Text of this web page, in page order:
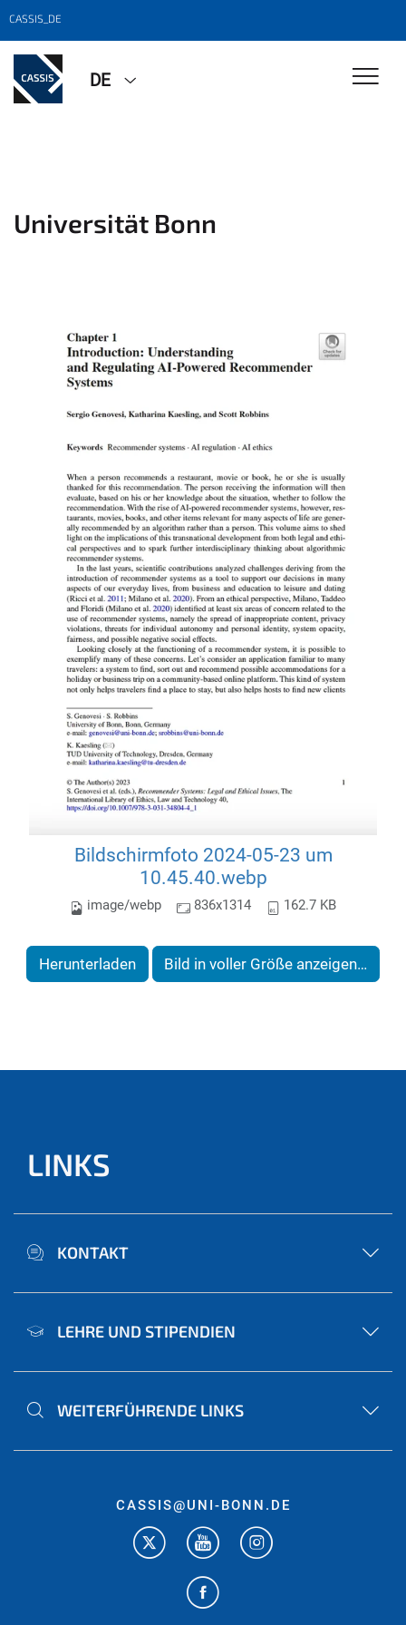
CASSIS_DE
DE
Universität Bonn
Bildschirmfoto 2024-05-23 um
10.45.40.webp
image/webp 836x1314 162.7 KB
Herunterladen Bild in voller Größe anzeigen…
LINKS
KONTAKT
LEHRE UND STIPENDIEN
WEITERFÜHRENDE LINKS
CASSIS@UNI-BONN.DE